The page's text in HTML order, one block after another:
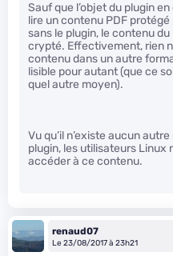
Sauf que l’objet du plugin
lire un contenu PDF protégé
sans le plugin, le contenu
crypté. Effectivement, rien
contenu dans un autre
lisible pour autant (que ce
quel autre moyen).
Vu qu’il n’existe aucun
plugin, les utilisateurs Linux
accéder à ce contenu.
renaud07
Le 23/08/2017 à 23h21